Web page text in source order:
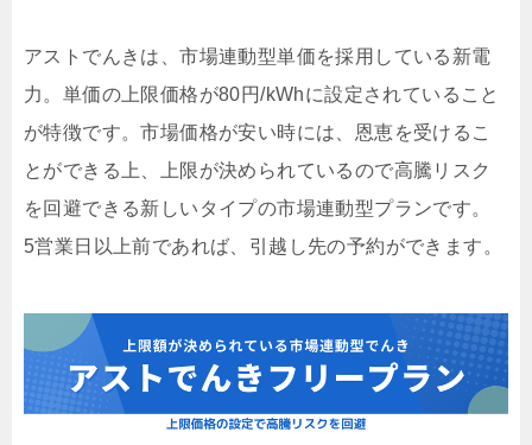
アストでんきは、市場連動型単価を採用している新電
力。単価の上限価格が80円/kWhに設定されていること
が特徴です。市場価格が安い時には、恩恵を受けるこ
とができる上、上限が決められているので高騰リスク
を回避できる新しいタイプの市場連動型プランです。
5営業日以上前であれば、引越し先の予約ができます。